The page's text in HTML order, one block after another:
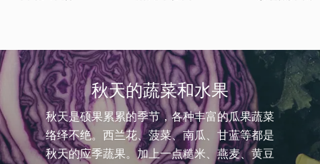
秋天的蔬菜和水果
秋天是硕果累累的季节，各种丰富的瓜果蔬菜
络绎不绝。西兰花、菠菜、南瓜、甘蓝等都是
秋天的应季蔬果。加上一点糙米、燕麦、黄豆